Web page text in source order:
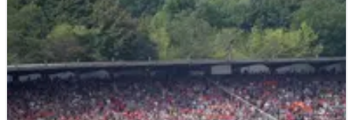
F1 NEWS 23/07/19
Vettel: 'Kami harus menebusnya tahun lalu' di
Hockenheim
Satu tahun setelah insiden yang melukai harapan juara F1-
nya, Sebastian Vettel kembali ke Hockenheim dengan satu
poin untuk dibuktikan.